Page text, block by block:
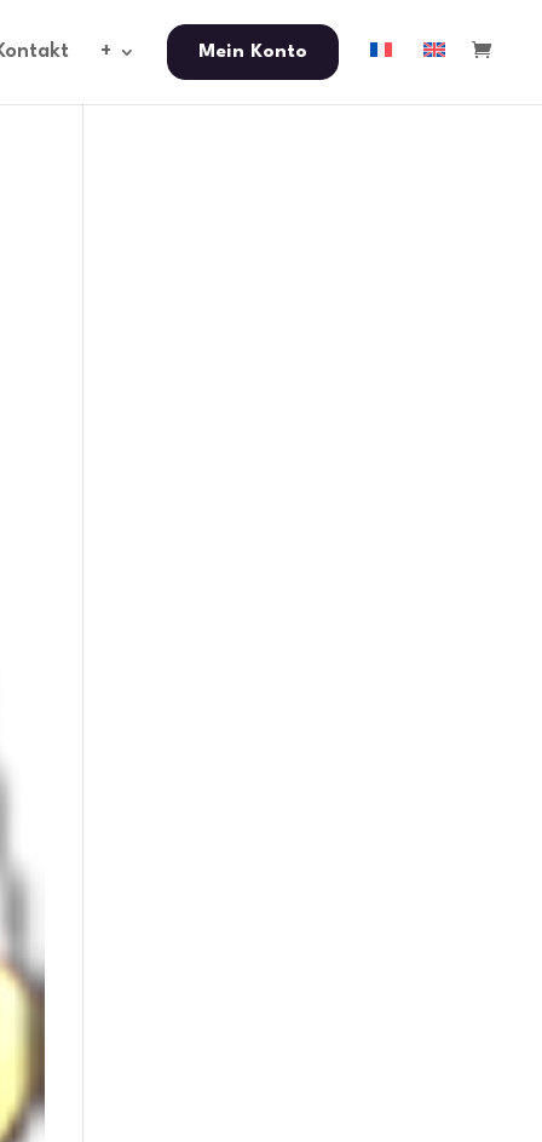
+ Mein Konto